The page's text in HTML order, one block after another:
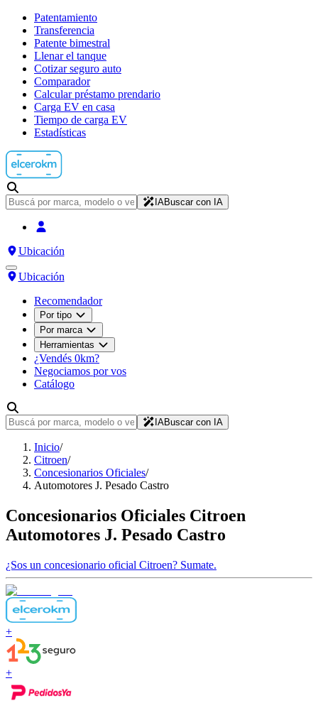
Patentamiento
Transferencia
Patente bimestral
Llenar el tanque
Cotizar seguro auto
Comparador
Calcular préstamo prendario
Carga EV en casa
Tiempo de carga EV
Estadísticas
IABuscar con IA
Ubicación
Ubicación
Recomendador
Por tipo
Por marca
Herramientas
¿Vendés 0km?
Negociamos por vos
Catálogo
IABuscar con IA
Inicio/
Citroen/
Concesionarios Oficiales/
Automotores J. Pesado Castro
Concesionarios Oficiales Citroen
Automotores J. Pesado Castro
¿Sos un concesionario oficial Citroen? Sumate.
+
+